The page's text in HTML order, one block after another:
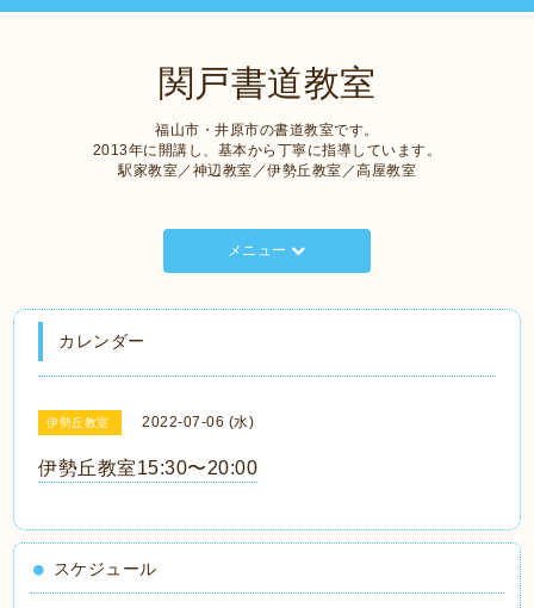
関戸書道教室
福山市・井原市の書道教室です。
2013年に開講し、基本から丁寧に指導しています。
駅家教室／神辺教室／伊勢丘教室／高屋教室
メニュー
カレンダー
伊勢丘教室 2022-07-06 (水)
伊勢丘教室15:30〜20:00
スケジュール